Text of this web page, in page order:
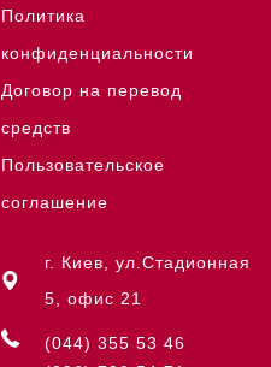
Политика
конфиденциальности
Договор на перевод
средств
Пользовательское
соглашение
г. Киев, ул.Стадионная
5, офис 21
(044) 355 53 46